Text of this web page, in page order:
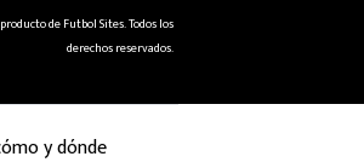
de Futbol Sites. Todos los
derechos reservados.
y dónde